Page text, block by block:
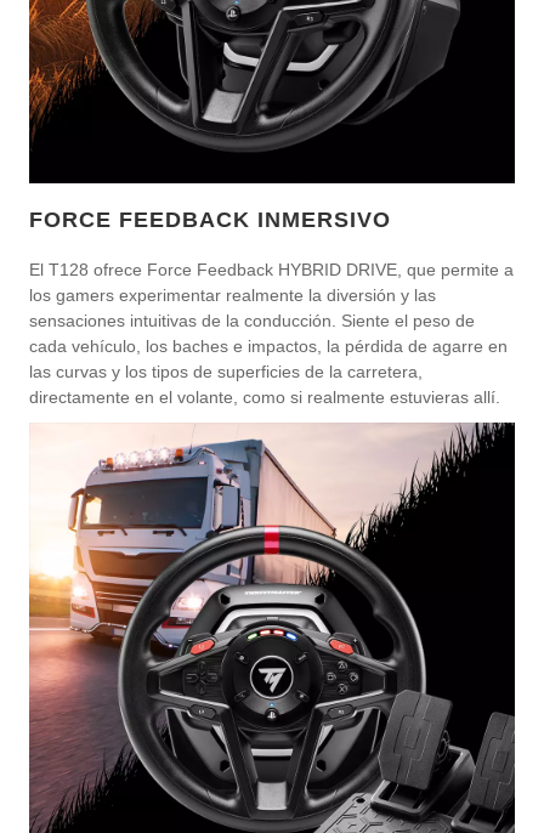
FORCE FEEDBACK INMERSIVO
El T128 ofrece Force Feedback HYBRID DRIVE, que permite a
los gamers experimentar realmente la diversión y las
sensaciones intuitivas de la conducción. Siente el peso de
cada vehículo, los baches e impactos, la pérdida de agarre en
las curvas y los tipos de superficies de la carretera,
directamente en el volante, como si realmente estuvieras allí.